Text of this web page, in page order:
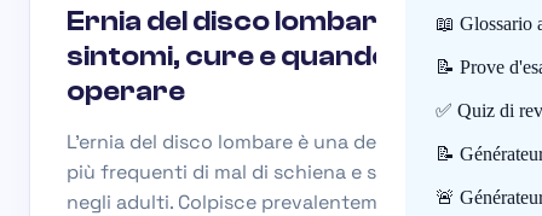
📖 Glossario
📝 Prove
✅ Quiz di
📝
🚨
Ernia del disco lombare:
sintomi, cure e quando
operare
L’ernia del disco lombare è una delle cause
più frequenti di mal di schiena e sciatica
negli adulti. Colpisce prevalentemente i